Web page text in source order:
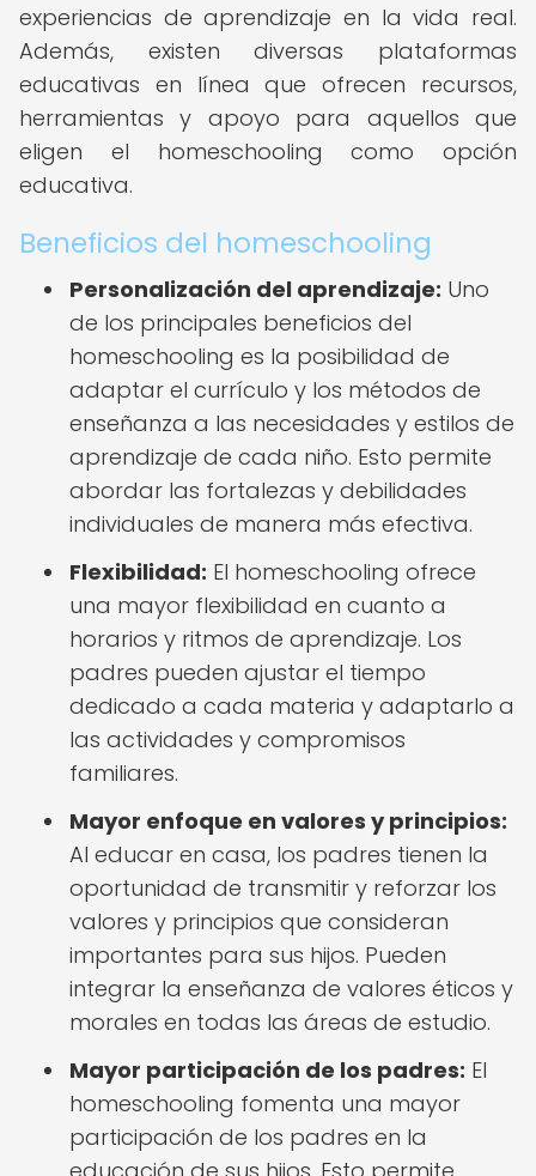
experiencias de aprendizaje en la vida real.
Además, existen diversas plataformas
educativas en línea que ofrecen recursos,
herramientas y apoyo para aquellos que
eligen el homeschooling como opción
educativa.
Beneficios del homeschooling
Personalización del aprendizaje: Uno
de los principales beneficios del
homeschooling es la posibilidad de
adaptar el currículo y los métodos de
enseñanza a las necesidades y estilos de
aprendizaje de cada niño. Esto permite
abordar las fortalezas y debilidades
individuales de manera más efectiva.
Flexibilidad: El homeschooling ofrece
una mayor flexibilidad en cuanto a
horarios y ritmos de aprendizaje. Los
padres pueden ajustar el tiempo
dedicado a cada materia y adaptarlo a
las actividades y compromisos
familiares.
Mayor enfoque en valores y principios:
Al educar en casa, los padres tienen la
oportunidad de transmitir y reforzar los
valores y principios que consideran
importantes para sus hijos. Pueden
integrar la enseñanza de valores éticos y
morales en todas las áreas de estudio.
Mayor participación de los padres: El
homeschooling fomenta una mayor
participación de los padres en la